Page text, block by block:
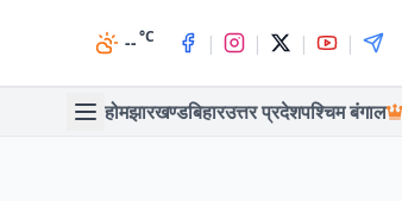
--°C | | | |
होमझारखण्डबिहारउत्तर प्रदेशपश्चिम बंगाल